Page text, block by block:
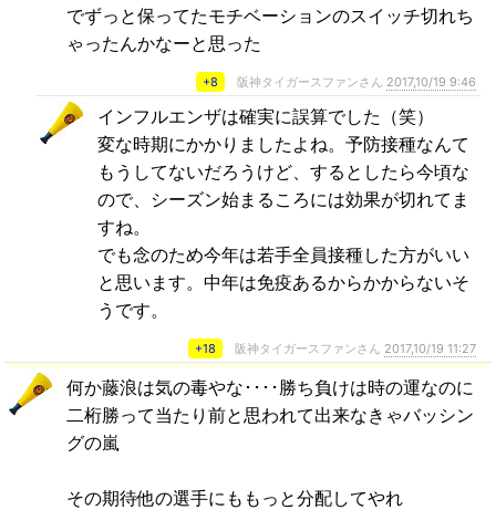
でずっと保ってたモチベーションのスイッチ切れち
ゃったんかなーと思った
+8 阪神タイガースファンさん 2017,10/19 9:46
インフルエンザは確実に誤算でした（笑）
変な時期にかかりましたよね。予防接種なんて
もうしてないだろうけど、するとしたら今頃な
ので、シーズン始まるころには効果が切れてま
すね。
でも念のため今年は若手全員接種した方がいい
と思います。中年は免疫あるからかからないそ
うです。
+18 阪神タイガースファンさん 2017,10/19 11:27
何か藤浪は気の毒やな････勝ち負けは時の運なのに
二桁勝って当たり前と思われて出来なきゃバッシン
グの嵐
その期待他の選手にももっと分配してやれ